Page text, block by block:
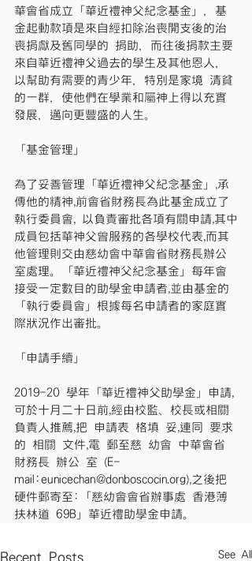
華會省成立「華近禮神父紀念基金」，基
金起動款項是來自經扣除治喪開支後的治
喪捐獻及舊同學的 捐助，而往後捐款主要
來自華近禮神父過去的學生及其他恩人，
以幫助有需要的青少年，特別是家境 清貧
的一群，使他們在學業和屬神上得以充實
發展，邁向更豐盛的人生。
「基金管理」
為了妥善管理「華近禮神父紀念基金」,承
傳他的精神,前會省財務長為此基金成立了
執行委員會, 以負責審批各項有關申請,其中
成員包括華神父曾服務的各學校代表,而其
他管理則交由慈幼會中華會省財務長辦公
室處理。「華近禮神父紀念基金」每年會
接受一定數目的助學金申請者,並由基金的
「執行委員會」根據每名申請者的家庭實
際狀況作出審批。
「申請手續」
2019-20 學年「華近禮神父助學金」申請,
可於十月二十日前,經由校監、校長或相關
負責人推薦,把 申請表 格填 妥,連同 要求
的 相關 文件,電 郵至慈 幼會 中華會省
財務長 辦公 室 (E-
mail:eunicechan@donboscocin.org),之後把
硬件郵寄至:「慈幼會會省辦事處 香港薄
扶林道 69B」華近禮助學金申請。
Recent Posts See All